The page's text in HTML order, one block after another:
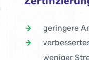
geringere
weniger